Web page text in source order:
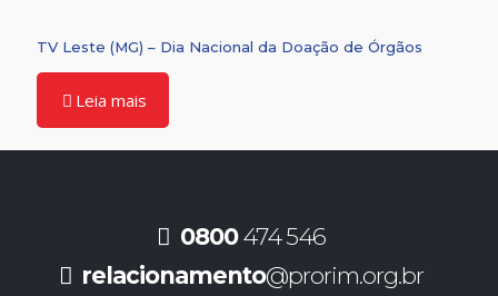
TV Leste (MG) – Dia Nacional da Doação de Órgãos
Leia mais
0800474 546
relacionamento@prorim.org.br